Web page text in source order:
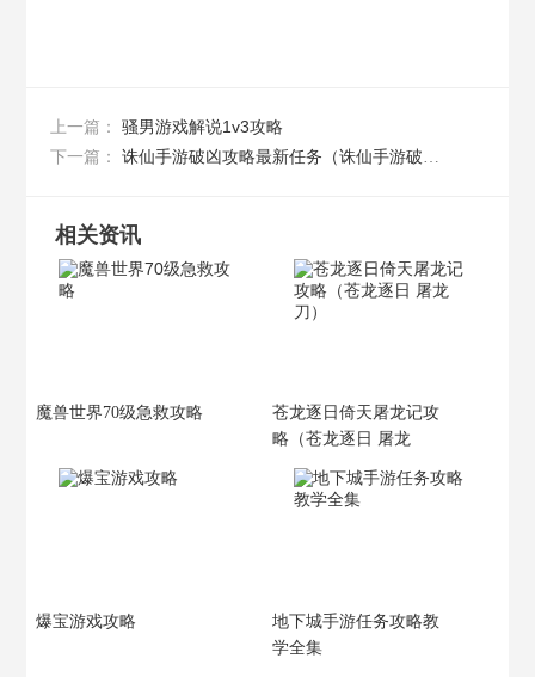
上一篇： 骚男游戏解说1v3攻略
下一篇： 诛仙手游破凶攻略最新任务（诛仙手游破凶攻略最新任务视频）
相关资讯
魔兽世界70级急救攻略
苍龙逐日倚天屠龙记攻
略（苍龙逐日 屠龙
刀）
爆宝游戏攻略
地下城手游任务攻略教
学全集